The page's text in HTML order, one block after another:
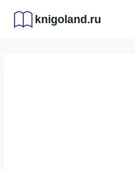
содержимому
knigoland.ru